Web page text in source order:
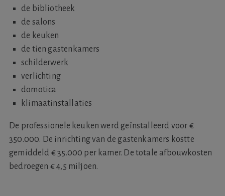
de bibliotheek
de salons
de keuken
de tien gastenkamers
schilderwerk
verlichting
domotica
klimaatinstallaties
De professionele keuken werd geïnstalleerd voor €
350.000. De inrichting van de gastenkamers kostte
gemiddeld € 35.000 per kamer. De totale afbouwkosten
bedroegen € 4,5 miljoen.